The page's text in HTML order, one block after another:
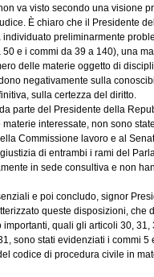
va visto secondo una visione
È chiaro che il Presidente
preliminarmente
e i commi da 39 a 140), una
delle materie oggetto di
negativamente sulla
sulla certezza del diritto.
parte del Presidente della
interessate, non sono
Commissione lavoro e al
di entrambi i rami del
in sede consultiva e non
e poi concludo, signor
queste disposizioni,
quali gli articoli 30, 31,
sono stati evidenziati i commi
codice di procedura civile in